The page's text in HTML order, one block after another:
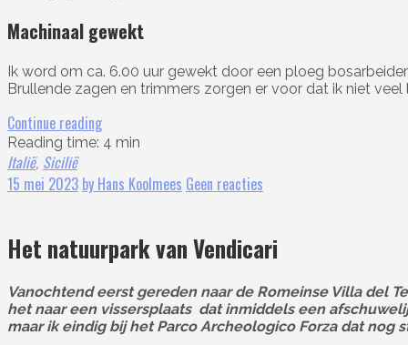
Machinaal gewekt
Ik word om ca. 6.00 uur gewekt door een ploeg
Brullende zagen en trimmers zorgen er voor dat ik niet
Continue reading
Reading time: 4 min
Italië, Sicilië
15 mei 2023 by Hans Koolmees Geen reacties
Het natuurpark van Vendicari
Vanochtend eerst gereden naar de Romeinse Villa del
het naar een vissersplaats dat inmiddels een
maar ik eindig bij het Parco Archeologico Forza dat nog